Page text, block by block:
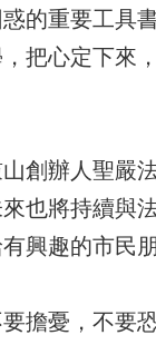
的重要工具
把心定下來
創辦人聖嚴
也將持續與
興趣的市民
擔憂，不要